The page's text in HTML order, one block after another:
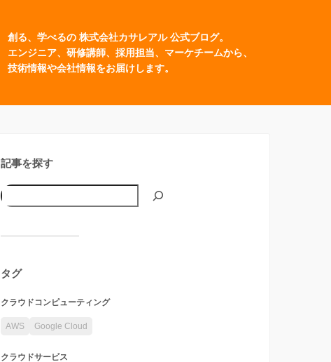
創る、学べるの 株式会社カサレアル 公式ブログ。
エンジニア、研修講師、採用担当、マーケチームから、
技術情報や会社情報をお届けします。
記事を探す
タグ
クラウドコンピューティング
AWS Google Cloud
クラウドサービス